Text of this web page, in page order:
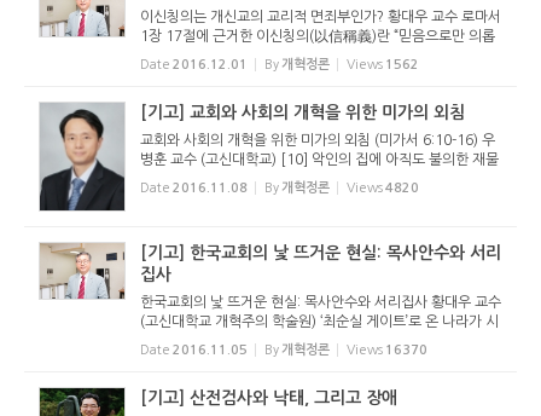
이신칭의는 개신교의 교리적 면죄부인가? 황대우 교수 로마서
1장 17절에 근거한 이신칭의(以信稱義)란 “믿음으로만 의롭
게 된다”는 교리이다. 이것은 루터의 종교개혁을 한 마디로 정
의하는 결정적인 교리이기도 하다. 이후 모든 개신교도들은
Date 2016.12.01 By 개혁정론 Views 1562
[기고] 교회와 사회의 개혁을 위한 미가의 외침
교회와 사회의 개혁을 위한 미가의 외침 (미가서 6:10-16) 우
병훈 교수 (고신대학교) [10] 악인의 집에 아직도 불의한 재물
이 있느냐 축소시킨 가증한 에바가 있느냐 [11] 내가 만일 부
정한 저울을 썼거나 주머니에 거짓 저울추를 두었으면 깨끗하
Date 2016.11.08 By 개혁정론 Views4820
[기고] 한국교회의 낯 뜨거운 현실: 목사안수와 서리
집사
한국교회의 낯 뜨거운 현실: 목사안수와 서리집사 황대우 교수
(고신대학교 개혁주의 학술원) ‘최순실 게이트’로 온 나라가 시
끄럽다. 그녀의 아버지가 최태민이고 목사란다. 대한예수교장
로회 종합총회에서 안수를 받았다고 하는데, 종합총회는 ...
Date 2016.11.05 By 개혁정론 Views 16370
[기고] 산전검사와 낙태, 그리고 장애